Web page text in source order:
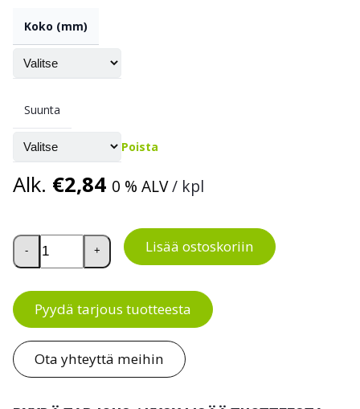
Koko (mm)
Suunta
Poista
Alk. €2,84 0 % ALV/ kpl
Hyllynpäätytaskut määrä
- + Lisää ostoskoriin
Pyydä tarjous tuotteesta
Ota yhteyttä meihin